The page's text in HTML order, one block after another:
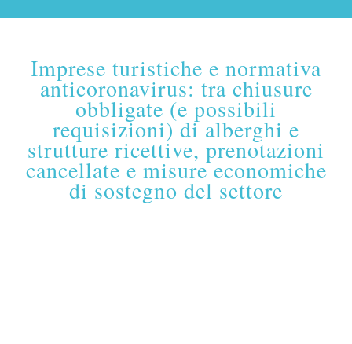
Imprese turistiche e normativa
anticoronavirus: tra chiusure
obbligate (e possibili
requisizioni) di alberghi e
strutture ricettive, prenotazioni
cancellate e misure economiche
di sostegno del settore